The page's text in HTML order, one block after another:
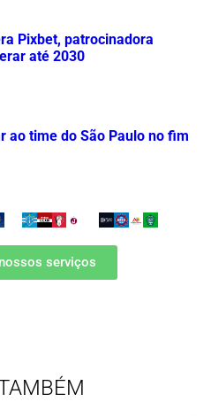
Pixbet, patrocinadora
até 2030
ao time do São Paulo no fim
serviços